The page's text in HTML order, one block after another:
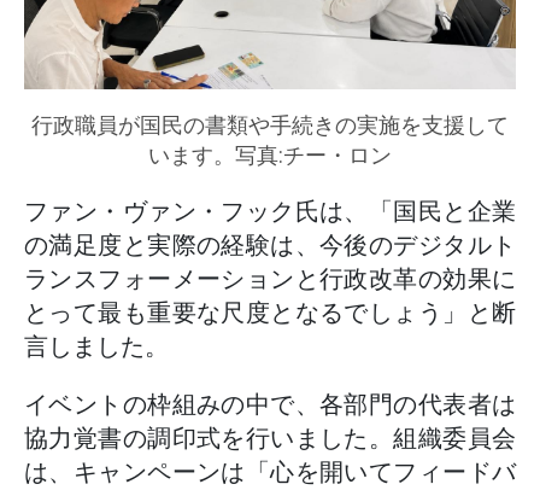
行政職員が国民の書類や手続きの実施を支援して
います。写真:チー・ロン
ファン・ヴァン・フック氏は、「国民と企業
の満足度と実際の経験は、今後のデジタルト
ランスフォーメーションと行政改革の効果に
とって最も重要な尺度となるでしょう」と断
言しました。
イベントの枠組みの中で、各部門の代表者は
協力覚書の調印式を行いました。組織委員会
は、キャンペーンは「心を開いてフィードバ